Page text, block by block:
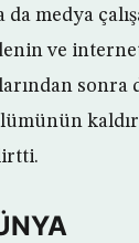
medya
ve
sonra